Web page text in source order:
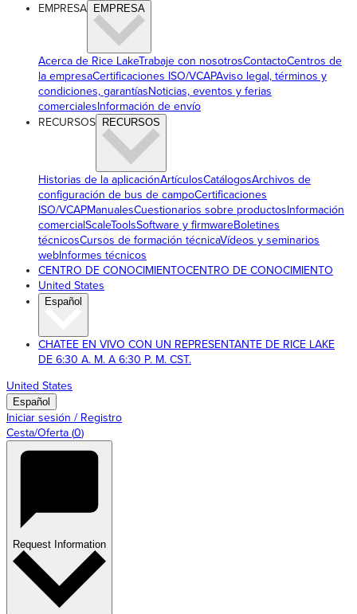
EMPRESA EMPRESA
Acerca de Rice LakeTrabaje con nosotrosContactoCentros de
la empresaCertificaciones ISO/VCAPAviso legal, términos y
condiciones, garantíasNoticias, eventos y ferias
comercialesInformación de envío
RECURSOS
RECURSOS
Historias de la aplicaciónArtículosCatálogosArchivos de
configuración de bus de campoCertificaciones
ISO/VCAPManualesCuestionarios sobre productosInformación
comercialScaleToolsSoftware y firmwareBoletines
técnicosCursos de formación técnicaVídeos y seminarios
webInformes técnicos
CENTRO DE CONOCIMIENTOCENTRO DE CONOCIMIENTO
United States
Español
CHATEE EN VIVO CON UN REPRESENTANTE DE RICE LAKE
DE 6:30 A. M. A 6:30 P. M. CST.
United States
Español
Iniciar sesión / Registro
Cesta/Oferta (0)
Request Information